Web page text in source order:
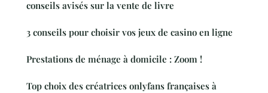
conseils avisés sur la vente de livre
3 conseils pour choisir vos jeux de casino en ligne
Prestations de ménage à domicile : Zoom !
Top choix des créatrices onlyfans françaises à